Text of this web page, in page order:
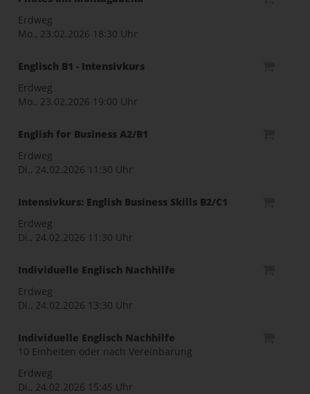
Erdweg
Mo., 23.02.2026 18:30 Uhr
Englisch B1 - Intensivkurs
Erdweg
Mo., 23.02.2026 19:00 Uhr
English for Business A2/B1
Erdweg
Di., 24.02.2026 11:30 Uhr
Intensivkurs: English Business Skills B2/C1
Erdweg
Di., 24.02.2026 11:30 Uhr
Individuelle Englisch Nachhilfe
Erdweg
Di., 24.02.2026 13:30 Uhr
Individuelle Englisch Nachhilfe
10 Einheiten oder nach Vereinbarung
Erdweg
Di., 24.02.2026 15:45 Uhr